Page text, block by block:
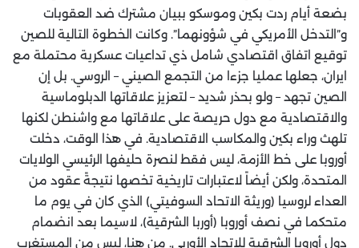
بضعة أيام ردت بكين وموسكو ببيان مشترك ضد العقوبات
و”التدخل الأمريكي في شؤونهما”. وكانت الخطوة التالية للصين
توقيع اتفاق اقتصادي شامل ذي تداعيات عسكرية محتملة مع
ايران، جعلها عمليا جزءا من التجمع الصيني – الروسي. بل إن
الصين تجهد – ولو بحذر شديد – لتعزيز علاقاتها الدبلوماسية
والاقتصادية مع دول حريصة على علاقاتها مع واشنطن لكنها
تلهث وراء بكين والمكاسب الاقتصادية. في هذا الوقت، دخلت
أوروبا على خط الأزمة، ليس فقط لنصرة حليفها الرئيسي الولايات
المتحدة، ولكن أيضاً لاعتبارات تاريخية تخصها نتيجةً عقود من
العداء لروسيا (وريثة الاتحاد السوفيتي) الذي كان في يوم ما
متحكما في نصف أوروبا (أوربا الشرقية)، لاسيما بعد انضمام
دول أوروبا الشرقية للاتحاد الأوربي. من هنا، ليس من المستغرب